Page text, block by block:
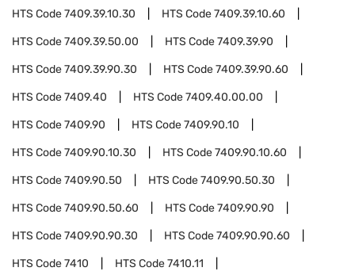
HTS Code7409.39.10.30 HTS Code7409.39.10.60
HTS Code7409.39.50.00 HTS Code7409.39.90
HTS Code7409.39.90.30 HTS Code7409.39.90.60
HTS Code7409.40 HTS Code7409.40.00.00
HTS Code7409.90 HTS Code7409.90.10
HTS Code7409.90.10.30 HTS Code7409.90.10.60
HTS Code7409.90.50 HTS Code7409.90.50.30
HTS Code7409.90.50.60 HTS Code7409.90.90
HTS Code7409.90.90.30 HTS Code7409.90.90.60
HTS Code7410 HTS Code7410.11